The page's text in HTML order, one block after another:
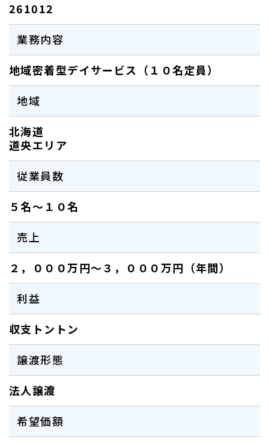
261012
業務内容
地域密着型デイサービス（１０名定員）
地域
北海道
道央エリア
従業員数
５名～１０名
売上
２，０００万円～３，０００万円（年間）
利益
収支トントン
譲渡形態
法人譲渡
希望価額